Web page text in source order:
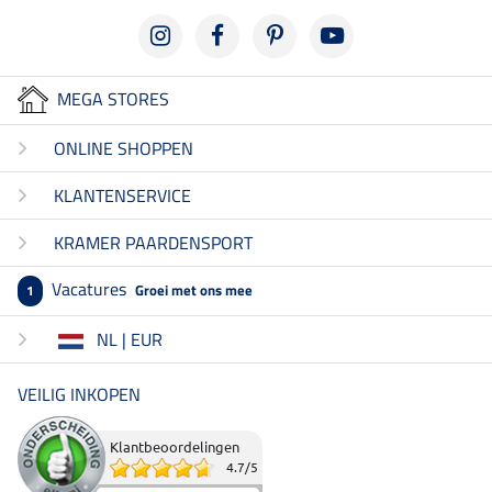
MEGA STORES
ONLINE SHOPPEN
KLANTENSERVICE
KRAMER PAARDENSPORT
1 Vacatures Groei met ons mee
NL | EUR
VEILIG INKOPEN
Klantbeoordelingen
4.7/5